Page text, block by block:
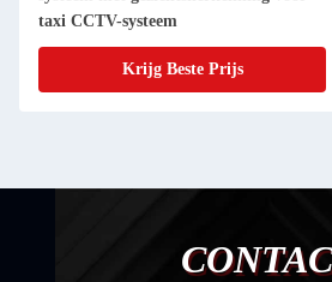
taxi CCTV-systeem
Krijg Beste Prijs